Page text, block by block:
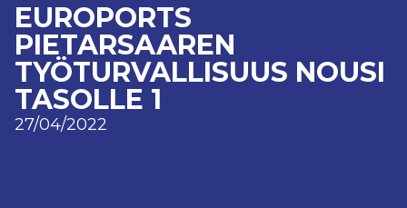
EUROPORTS
PIETARSAAREN
TYÖTURVALLISUUS NOUSI
TASOLLE 1
27/04/2022